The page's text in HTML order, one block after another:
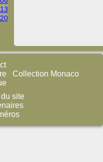
Collection Monaco
site